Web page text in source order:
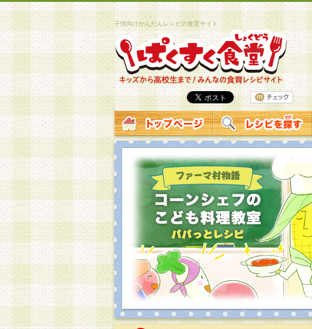
子供向けかんたんレシピの食育サイト